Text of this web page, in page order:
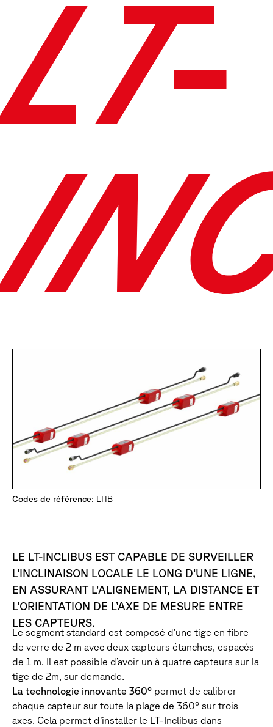
LT-
Codes de référence: LTIB
LE LT-INCLIBUS EST CAPABLE DE SURVEILLER
L’INCLINAISON LOCALE LE LONG D’UNE LIGNE,
EN ASSURANT L’ALIGNEMENT, LA DISTANCE ET
L’ORIENTATION DE L’AXE DE MESURE ENTRE
LES CAPTEURS.
Le segment standard est composé d’une tige en fibre
de verre de 2 m avec deux capteurs étanches, espacés
de 1 m. Il est possible d’avoir un à quatre capteurs sur la
tige de 2m, sur demande.
La technologie innovante 360° permet de calibrer
chaque capteur sur toute la plage de 360° sur trois
axes. Cela permet d’installer le LT-Inclibus dans